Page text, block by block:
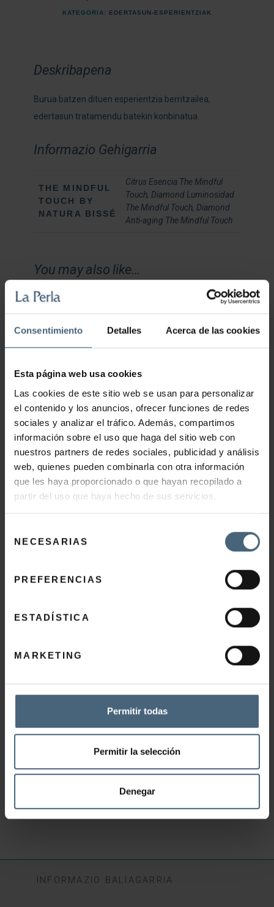
Consentimiento Detalles Acerca de las cookies
Esta página web usa cookies
Las cookies de este sitio web se usan para personalizar
el contenido y los anuncios, ofrecer funciones de redes
sociales y analizar el tráfico. Además, compartimos
información sobre el uso que haga del sitio web con
nuestros partners de redes sociales, publicidad y análisis
web, quienes pueden combinarla con otra información
que les haya proporcionado o que hayan recopilado a
partir del uso que haya hecho de sus servicios.
NECESARIAS
PREFERENCIAS
ESTADÍSTICA
MARKETING
Permitir todas
Permitir la selección
Denegar
KATEGORIA: EDERTASUN-ESPERIENTZIAK
Deskribapena
Burua batzen dituen esperientzia berritzailea,
edertasun tratamendu batekin konbinatua.
Informazio Gehigarria
THE MINDFUL
TOUCH BY
NATURA BISSÉ
Citrus Esencia The Mindful
Touch, Diamond Luminosidad
The Mindful Touch, Diamond
Anti-aging The Mindful Touch
You may also like…
TALASO + GOSARIA
43,00
DIAMOND INSTANT GLOW
INFORMAZIO BALIAGARRIA